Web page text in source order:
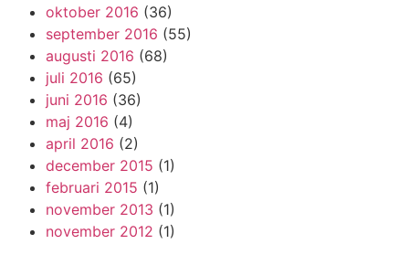
oktober 2016 (36)
september 2016 (55)
augusti 2016 (68)
juli 2016 (65)
juni 2016 (36)
maj 2016 (4)
april 2016 (2)
december 2015 (1)
februari 2015 (1)
november 2013 (1)
november 2012 (1)